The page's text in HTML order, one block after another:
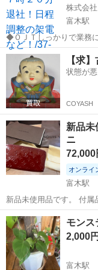
株式会
富木駅
◆ＯＪＴしっかりで業務
進められる！ 未経験からチャレンジできる！近くに飲食店・コンビニ
があり便利！約４ヶ月の
企業での就業チャンス！
大阪 堺市 富木
【求
状態が
COYASH
新品
72,000
オンライ
富木駅
新品未使用品です。 付属品全て揃っています。 ショップ袋はヨレがあ
るため 不要な場合はお申し付け下さい。
た。 ギフトカードも未記
大阪 高石市
モン
2,000円
富木駅